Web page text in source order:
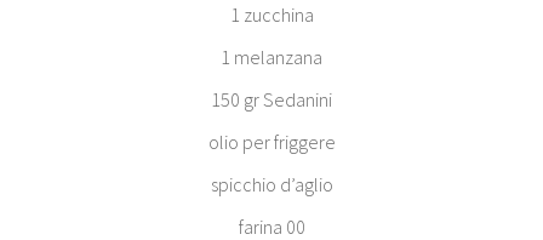
1 zucchina
1 melanzana
150 gr Sedanini
olio per friggere
spicchio d’aglio
farina 00